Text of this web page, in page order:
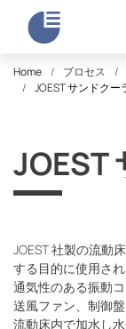
Home プロセス
JOEST サンドクー
JOEST
JOEST 社製の流動
する目的に使用され
通気性のある振動
送風ファン、制御
流動床内で加水し